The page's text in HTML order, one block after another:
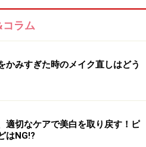
コラム
かみすぎた時のメイク直しはどう
適切なケアで美白を取り戻す！ピ
はNG!?